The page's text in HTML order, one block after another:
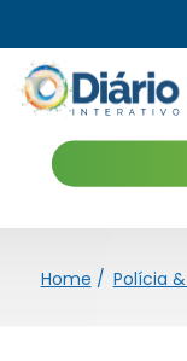
Home / Polícia